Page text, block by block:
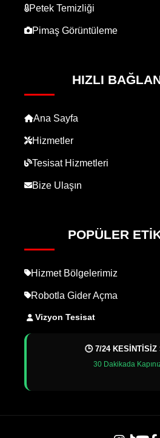
Petek Temizliği
Pimaş Görüntüleme
HIZLI
Ana Sayfa
Hizmetler
Tesisat Hizmetleri
Bize Ulaşın
POPÜLER
Hizmet Bölgelerimiz
Robotla Gider Açma
Vizyon Tesisat
🕒 7/24 KESİNTİSİZ
30 Dakikada